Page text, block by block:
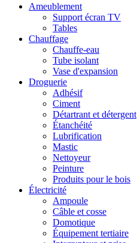
Ameublement
Support écran TV
Tables
Chauffage
Chauffe-eau
Tube isolant
Vase d'expansion
Droguerie
Adhésif
Ciment
Détartrant et détergent
Étanchéité
Lubrification
Mastic
Nettoyeur
Peinture
Produits pour le bois
Électricité
Ampoule
Câble et cosse
Domotique
Équipement tertiaire